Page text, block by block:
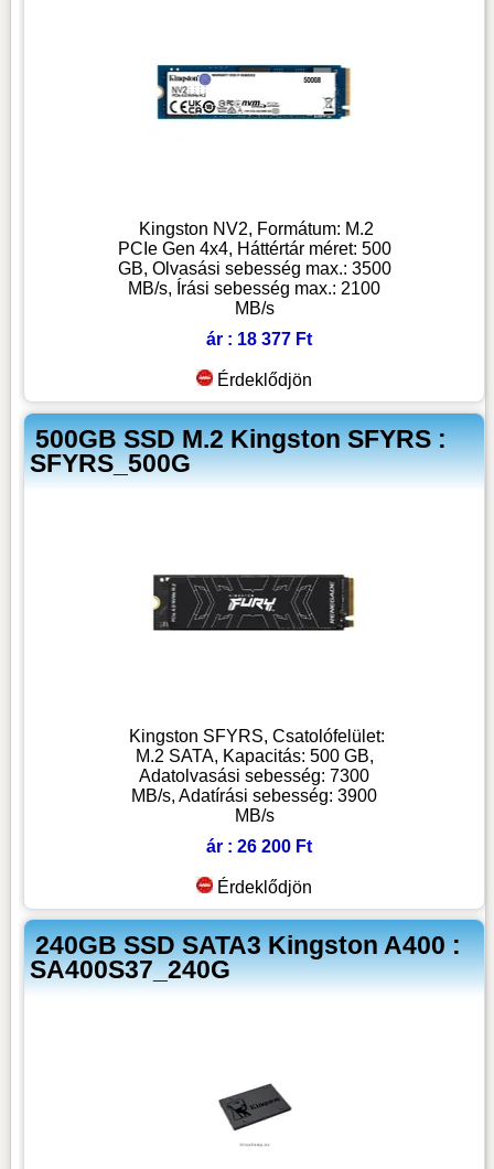
Kingston NV2, Formátum: M.2
PCIe Gen 4x4, Háttértár méret: 500
GB, Olvasási sebesség max.: 3500
MB/s, Írási sebesség max.: 2100
MB/s
ár : 18 377 Ft
Érdeklődjön
500GB SSD M.2 Kingston SFYRS :
SFYRS_500G
Kingston SFYRS, Csatolófelület:
M.2 SATA, Kapacitás: 500 GB,
Adatolvasási sebesség: 7300
MB/s, Adatírási sebesség: 3900
MB/s
ár : 26 200 Ft
Érdeklődjön
240GB SSD SATA3 Kingston A400 :
SA400S37_240G